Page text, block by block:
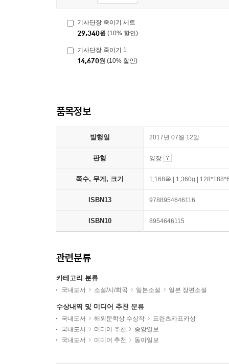
기사단장 죽이기 세트
29,340원 (10% 할인)
기사단장 죽이기 1
14,670원 (10% 할인)
품목정보
발행일 2017년 07월 12일
판형 양장
쪽수, 무게, 크기 1,168쪽 | 1,360g |
ISBN13 9788954646116
ISBN10 8954646115
관련분류
카테고리 분류
국내도서 소설/시/희곡 일본소설 일본 장편소설
수상내역 및 미디어 추천 분류
국내도서 해외문학상 수상작
프란츠카프카상
국내도서
미디어 추천
중앙일보
국내도서
미디어 추천 동아일보